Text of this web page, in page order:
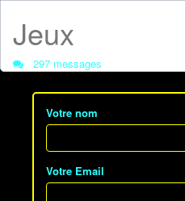
Jeux
297 messages
Votre nom
Votre Email